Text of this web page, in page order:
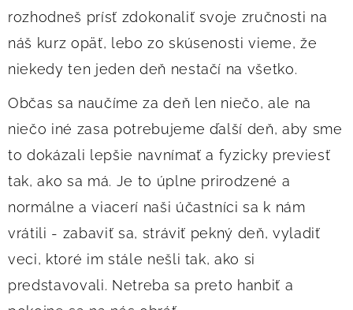
rozhodneš prísť zdokonaliť svoje zručnosti na
náš kurz opäť, lebo zo skúsenosti vieme, že
niekedy ten jeden deň nestačí na všetko.
Občas sa naučíme za deň len niečo, ale na
niečo iné zasa potrebujeme ďalší deň, aby sme
to dokázali lepšie navnímať a fyzicky previesť
tak, ako sa má. Je to úplne prirodzené a
normálne a viacerí naši účastníci sa k nám
vrátili - zabaviť sa, stráviť pekný deň, vyladiť
veci, ktoré im stále nešli tak, ako si
predstavovali. Netreba sa preto hanbiť a